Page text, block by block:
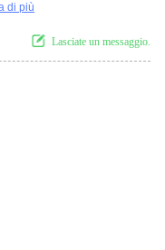
di più
Lasciate un messaggio.